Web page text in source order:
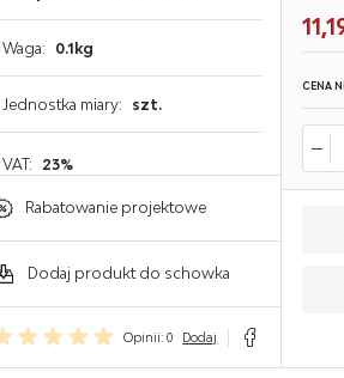
Waga: 0.1kg
Jednostka miary: szt.
VAT: 23%
Rabatowanie projektowe
Dodaj produkt do schowka
Opinii: 0 Dodaj
CENA